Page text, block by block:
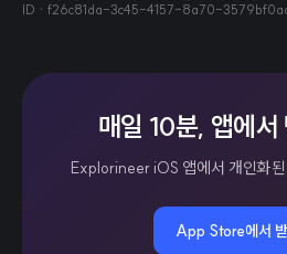
ID · f26c81da-3c45-4157-8a70-
매일 10분, 앱에서
Explorineer iOS 앱에서 개인화
App Store에서